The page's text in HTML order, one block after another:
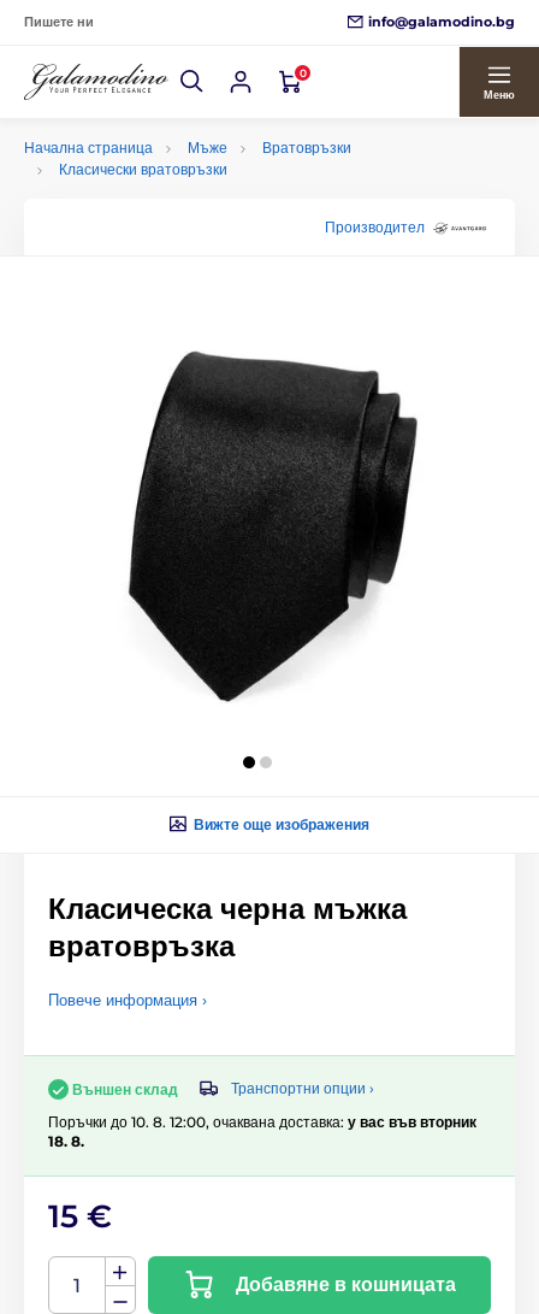
Пишете ни info@galamodino.bg
0
Меню
Начална страница Мъже
Вратовръзки
Класически вратовръзки
Производител
Вижте още изображения
Класическа черна мъжка
вратовръзка
Повече информация ›
Външен склад
Транспортни опции ›
Поръчки до 10. 8. 12:00, очаквана доставка: у вас във вторник
18. 8.
15 €
Добавяне в кошницата